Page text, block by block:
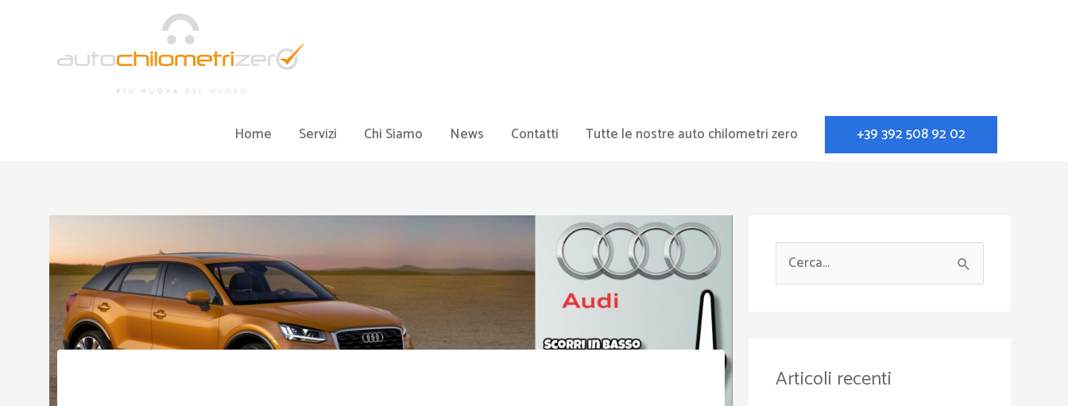
Home Servizi Chi Siamo News Contatti Tutte le nostre auto chilometri zero +39 392 508 92 02
e
a
Articoli recenti